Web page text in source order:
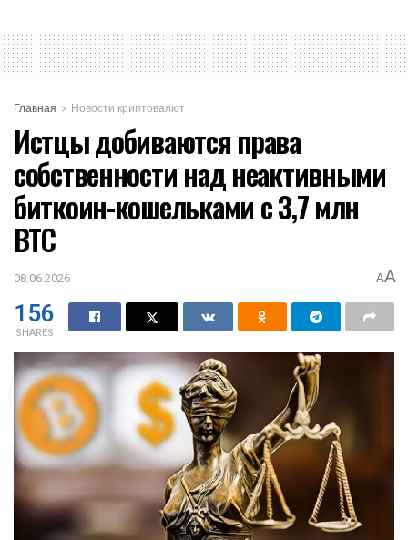
Главная Новости криптовалют
Истцы добиваются права
собственности над неактивными
биткоин-кошельками с 3,7 млн
BTC
08.06.2026 AA
156
SHARES